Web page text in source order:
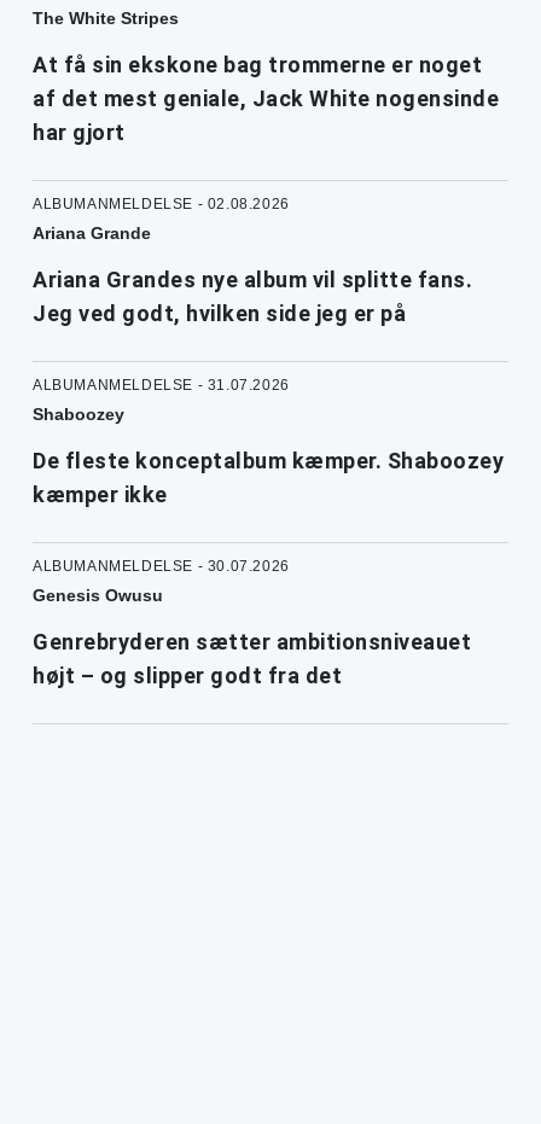
The White Stripes
At få sin ekskone bag trommerne er noget
af det mest geniale, Jack White nogensinde
har gjort
ALBUMANMELDELSE - 02.08.2026
Ariana Grande
Ariana Grandes nye album vil splitte fans.
Jeg ved godt, hvilken side jeg er på
ALBUMANMELDELSE - 31.07.2026
Shaboozey
De fleste konceptalbum kæmper. Shaboozey
kæmper ikke
ALBUMANMELDELSE - 30.07.2026
Genesis Owusu
Genrebryderen sætter ambitionsniveauet
højt – og slipper godt fra det